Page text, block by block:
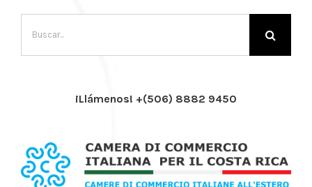
¡Llámenos! +(506) 8882 9450